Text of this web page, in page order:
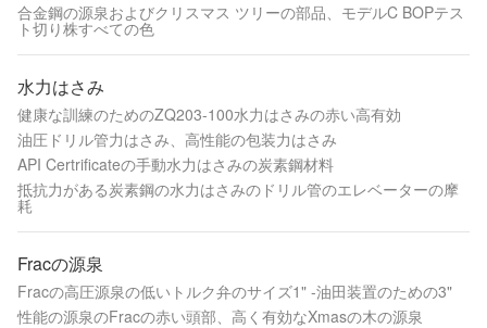
合金鋼の源泉およびクリスマス ツリーの部品、モデルC BOPテス
ト切り株すべての色
水力はさみ
健康な訓練のためのZQ203-100水力はさみの赤い高有効
油圧ドリル管力はさみ、高性能の包装力はさみ
API Certrificateの手動水力はさみの炭素鋼材料
抵抗力がある炭素鋼の水力はさみのドリル管のエレベーターの摩
耗
Fracの源泉
Fracの高圧源泉の低いトルク弁のサイズ1" -油田装置のための3"
性能の源泉のFracの赤い頭部、高く有効なXmasの木の源泉